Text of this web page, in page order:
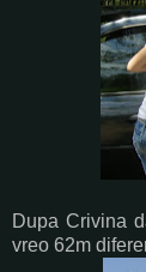
Dupa Crivina
vreo 62m